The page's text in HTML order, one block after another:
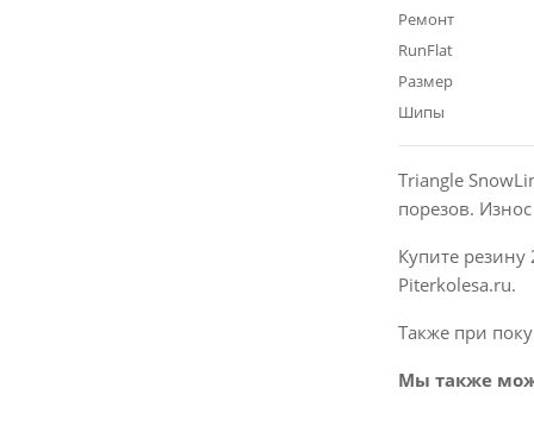
Ремонт
RunFlat
Размер
Шипы
Triangle
порезов.
Купите резину
Piterkolesa.ru.
Также при
Мы также